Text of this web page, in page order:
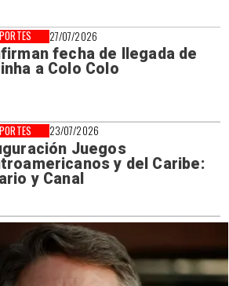
27/07/2026
fecha de llegada de
a Colo Colo
23/07/2026
Juegos
y del Caribe:
y Canal